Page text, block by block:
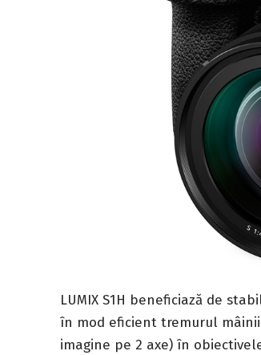
LUMIX S1H beneficiază de
în mod eficient tremurul
imagine pe 2 axe) în